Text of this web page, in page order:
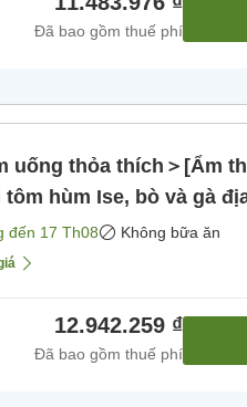
Đã bao gồm thuế phí
uống thỏa thích＞[Ẩm
hùm Ise, bò và gà
gồm bữa ăn]
đến 17 Th08 Không bữa ăn
12.942.259 ₫
Đã bao gồm thuế phí